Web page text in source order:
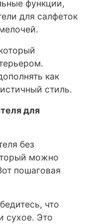
функции,
для салфеток
как
стиль.
для
без
можно
пошаговая
что
сухое. Это